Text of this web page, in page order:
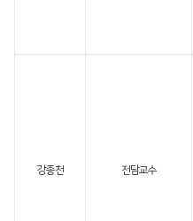
강종천 전담교수